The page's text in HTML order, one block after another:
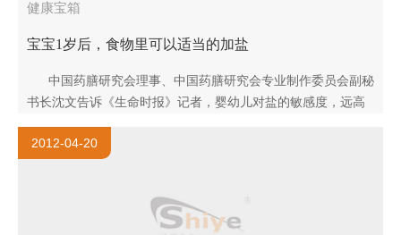
健康宝箱
宝宝1岁后，食物里可以适当的加盐
中国药膳研究会理事、中国药膳研究会专业制作委员会副秘
书长沈文告诉《生命时报》记者，婴幼儿对盐的敏感度，远高
于成人。 ..
2012-04-20